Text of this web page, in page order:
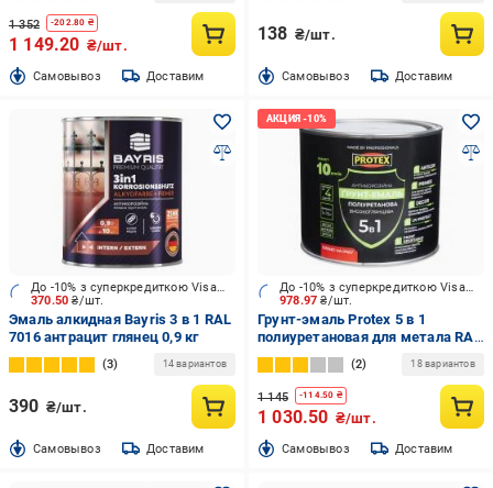
1 352 -202.80 ₴
1 149.20 ₴/шт.
Cамовывоз Доставим
138 ₴/шт.
Cамовывоз Доставим
370.50₴/шт.
До -10% з суперкредиткою Visa Вигода
Эмаль алкидная Bayris 3 в 1 RAL
7016 антрацит глянец 0,9 кг
3 14 вариантов
390 ₴/шт.
Cамовывоз Доставим
978.97₴/шт.
До -10% з суперкредиткою Visa Вигода
Грунт-эмаль Protex 5 в 1
полиуретановая для метала RAL
6002 зеленый высокий глянец
2,4 кг
2 18 вариантов
1 145 -114.50 ₴
1 030.50 ₴/шт.
Cамовывоз Доставим